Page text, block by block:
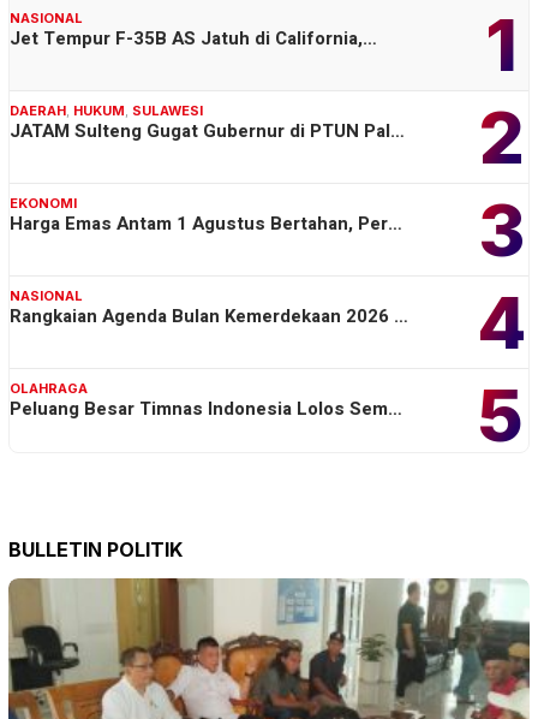
1
NASIONAL
Jet Tempur F-35B AS Jatuh di California,…
2
DAERAH, HUKUM, SULAWESI
JATAM Sulteng Gugat Gubernur di PTUN Pal…
3
EKONOMI
Harga Emas Antam 1 Agustus Bertahan, Per…
4
NASIONAL
Rangkaian Agenda Bulan Kemerdekaan 2026 …
5
OLAHRAGA
Peluang Besar Timnas Indonesia Lolos Sem…
BULLETIN POLITIK